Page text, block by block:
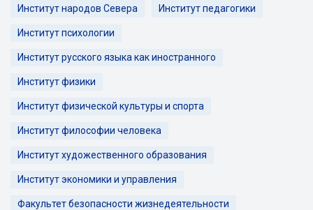
Институт народов Севера Институт педагогики
Институт психологии
Институт русского языка как иностранного
Институт физики
Институт физической культуры и спорта
Институт философии человека
Институт художественного образования
Институт экономики и управления
Факультет безопасности жизнедеятельности